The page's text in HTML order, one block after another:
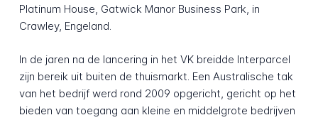
Platinum House, Gatwick Manor Business Park, in
Crawley, Engeland.
In de jaren na de lancering in het VK breidde Interparcel
zijn bereik uit buiten de thuismarkt. Een Australische tak
van het bedrijf werd rond 2009 opgericht, gericht op het
bieden van toegang aan kleine en middelgrote bedrijven